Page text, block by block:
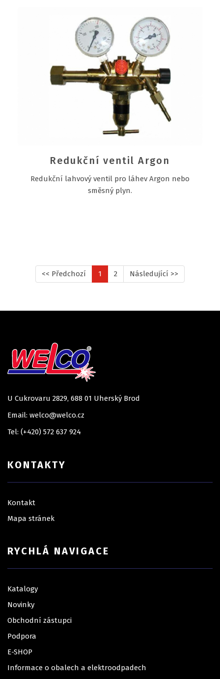
Redukční ventil Argon
Redukční lahvový ventil pro láhev Argon nebo
směsný plyn.
<< Předchozí 1 2 Následující >>
U Cukrovaru 2829, 688 01 Uherský Brod
Email: welco@welco.cz
Tel: (+420) 572 637 924
KONTAKTY
Kontakt
Mapa stránek
RYCHLÁ NAVIGACE
Katalogy
Novinky
Obchodní zástupci
Podpora
E-SHOP
Informace o obalech a elektroodpadech